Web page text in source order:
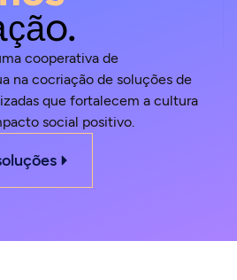
cooperativa de
na cocriação de soluções de
que fortalecem a cultura
social positivo.